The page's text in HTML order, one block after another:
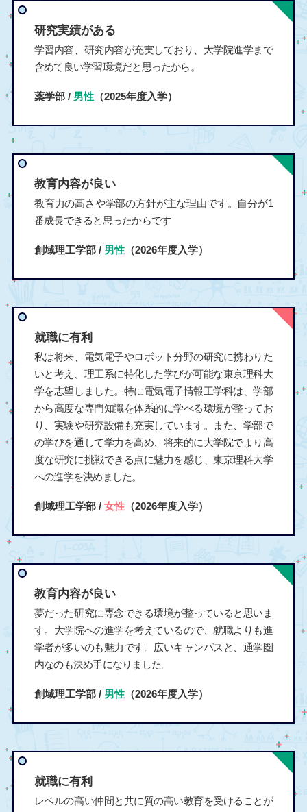
研究実績がある
学習内容、研究内容が充実しており、大学院進学まで
含めて良い学習環境だと思ったから。
薬学部 / 男性（2025年度入学）
教育内容が良い
教育力の高さや学部の方針が主な理由です。自分が1
番成長できると思ったからです
創域理工学部 / 男性（2026年度入学）
就職に有利
私は将来、電気電子やロボット分野の研究に携わりた
いと考え、理工系に特化した学びが可能な東京理科大
学を志望しました。特に電気電子情報工学科は、学部
から高度な専門知識を体系的に学べる環境が整ってお
り、実験や研究設備も充実しています。また、学部で
の学びを通して学力を高め、将来的に大学院でより高
度な研究に挑戦できる点に魅力を感じ、東京理科大学
への進学を決めました。
創域理工学部 / 女性（2026年度入学）
教育内容が良い
夢だった研究に専念できる環境が整っていると思いま
す。大学院への進学を考えているので、就職よりも進
学者が多いのも魅力です。広いキャンパスと、通学圏
内なのも決め手になりました。
創域理工学部 / 男性（2026年度入学）
就職に有利
レベルの高い仲間と共に質の高い教育を受けることが